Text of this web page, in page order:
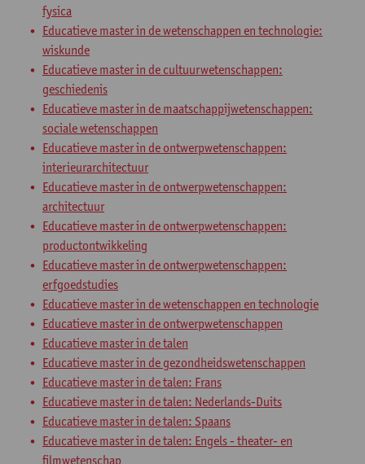
fysica
Educatieve master in de wetenschappen en technologie:
wiskunde
Educatieve master in de cultuurwetenschappen:
geschiedenis
Educatieve master in de maatschappijwetenschappen:
sociale wetenschappen
Educatieve master in de ontwerpwetenschappen:
interieurarchitectuur
Educatieve master in de ontwerpwetenschappen:
architectuur
Educatieve master in de ontwerpwetenschappen:
productontwikkeling
Educatieve master in de ontwerpwetenschappen:
erfgoedstudies
Educatieve master in de wetenschappen en technologie
Educatieve master in de ontwerpwetenschappen
Educatieve master in de talen
Educatieve master in de gezondheidswetenschappen
Educatieve master in de talen: Frans
Educatieve master in de talen: Nederlands-Duits
Educatieve master in de talen: Spaans
Educatieve master in de talen: Engels - theater- en
filmwetenschap